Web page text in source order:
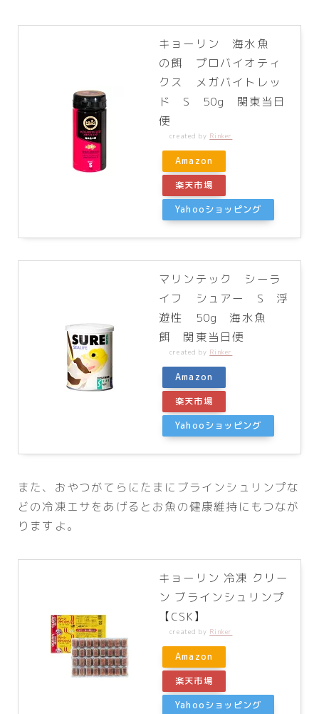
キョーリン 海水魚
の餌 プロバイオティ
クス メガバイトレッ
ド S 50g 関東当日
便
created by Rinker
Amazon
楽天市場
Yahooショッピング
マリンテック シーラ
イフ シュアー S 浮
遊性 50g 海水魚
餌 関東当日便
created by Rinker
Amazon
楽天市場
Yahooショッピング
また、おやつがてらにたまにブラインシュリンプな
どの冷凍エサをあげるとお魚の健康維持にもつなが
りますよ。
キョーリン 冷凍 クリー
ン ブラインシュリンプ
【CSK】
created by Rinker
Amazon
楽天市場
Yahooショッピング